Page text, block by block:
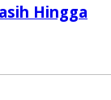
Hingga